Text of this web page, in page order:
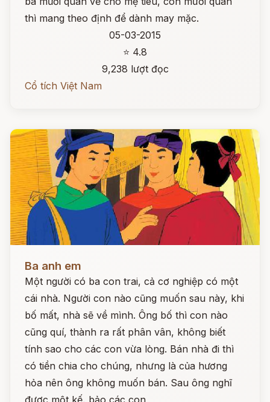
thì mang theo định để dành may mặc.
05-03-2015
⭐ 4.8
9,238 lượt đọc
Cổ tích Việt Nam
Ba anh em
Một người có ba con trai, cả cơ nghiệp có một
cái nhà. Người con nào cũng muốn sau này, khi
bố mất, nhà sẽ về mình. Ông bố thì con nào
cũng quí, thành ra rất phân vân, không biết
tính sao cho các con vừa lòng. Bán nhà đi thì
có tiền chia cho chúng, nhưng là của hương
hỏa nên ông không muốn bán. Sau ông nghĩ
được một kế, bảo các con